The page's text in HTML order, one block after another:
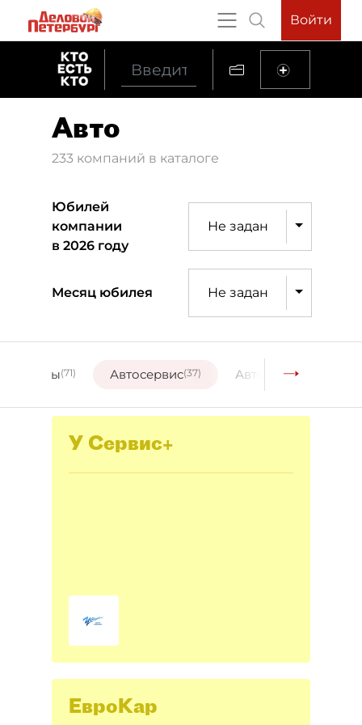
Войти
Авто
233 компаний в каталоге
Юбилей
компании
в 2026 году
Не задан
Месяц юбилея Не задан
(71) Автосервис(37) Автозапчасти и
У Сервис+
ЕвроКар